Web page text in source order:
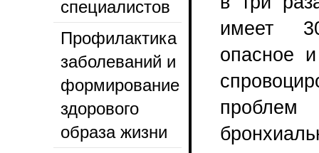
специалистов
Профилактика
заболеваний и
формирование
здорового
образа жизни
имеет
опасное